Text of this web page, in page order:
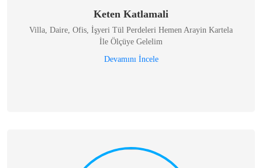
Keten Katlamali
Villa, Daire, Ofis, İşyeri Tül Perdeleri Hemen Arayin Kartela
İle Ölçüye Gelelim
Devamını İncele